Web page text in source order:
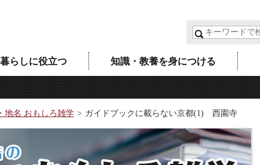
暮らしに役立つ 知識・教養を身につける
地名 おもしろ雑学 ガイドブックに載らない京都(1) 西園寺